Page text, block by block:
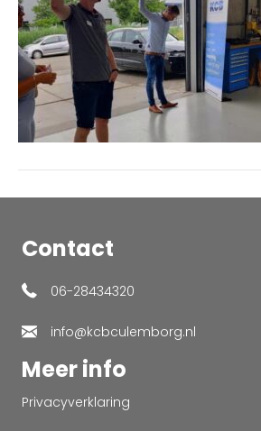
Contact
06-28434320
info@kcbculemborg.nl
Meer info
Privacyverklaring